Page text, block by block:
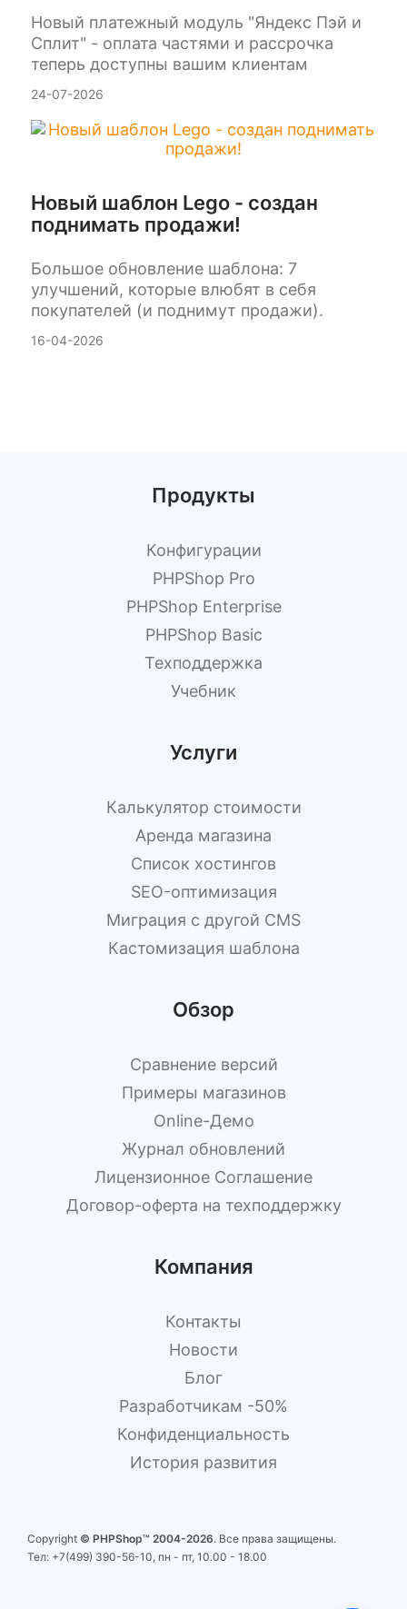
Новый платежный модуль "Яндекс Пэй и
Сплит" - оплата частями и рассрочка
теперь доступны вашим клиентам
24-07-2026
Новый шаблон Lego - создан
поднимать продажи!
Большое обновление шаблона: 7
улучшений, которые влюбят в себя
покупателей (и поднимут продажи).
16-04-2026
Продукты
Конфигурации
PHPShop Pro
PHPShop Enterprise
PHPShop Basic
Техподдержка
Учебник
Услуги
Калькулятор стоимости
Аренда магазина
Список хостингов
SEO-оптимизация
Миграция с другой CMS
Кастомизация шаблона
Обзор
Сравнение версий
Примеры магазинов
Оnline-Демо
Журнал обновлений
Лицензионное Cоглашение
Договор-оферта на техподдержку
Компания
Контакты
Новости
Блог
Разработчикам -50%
Конфиденциальность
История развития
Copyright © PHPShop™ 2004-2026. Все права защищены.
Тел: +7(499) 390-56-10, пн - пт, 10.00 - 18.00